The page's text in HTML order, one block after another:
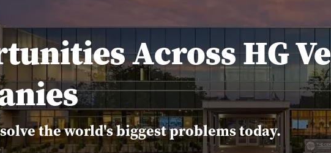
Across HG
the world's biggest problems today.